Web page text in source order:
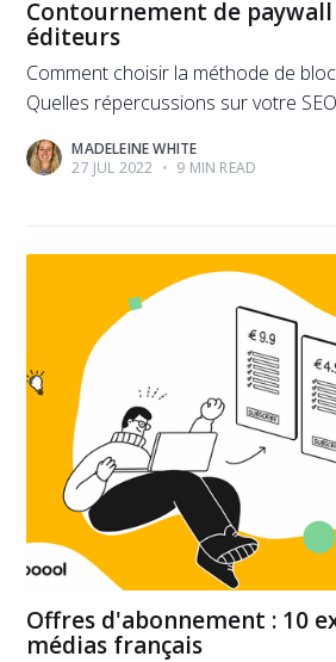
Contournement de paywall
éditeurs
Comment choisir la méthode de
Quelles répercussions sur votre
MADELEINE WHITE
27 JUL 2022 • 9 MIN READ
Offres d'abonnement : 10
médias français